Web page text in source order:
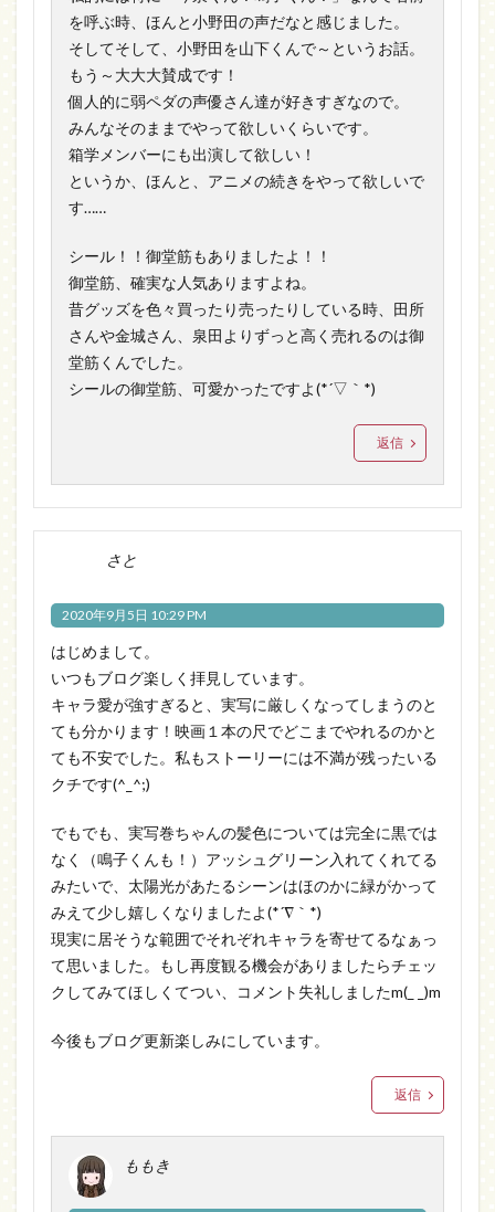
を呼ぶ時、ほんと小野田の声だなと感じました。
そしてそして、小野田を山下くんで～というお話。
もう～大大大賛成です！
個人的に弱ペダの声優さん達が好きすぎなので。
みんなそのままでやって欲しいくらいです。
箱学メンバーにも出演して欲しい！
というか、ほんと、アニメの続きをやって欲しいで
す……
シール！！御堂筋もありましたよ！！
御堂筋、確実な人気ありますよね。
昔グッズを色々買ったり売ったりしている時、田所
さんや金城さん、泉田よりずっと高く売れるのは御
堂筋くんでした。
シールの御堂筋、可愛かったですよ(*´▽｀*)
返信
さと
2020年9月5日 10:29 PM
はじめまして。
いつもブログ楽しく拝見しています。
キャラ愛が強すぎると、実写に厳しくなってしまうのと
ても分かります！映画１本の尺でどこまでやれるのかと
ても不安でした。私もストーリーには不満が残ったいる
クチです(^_^;)
でもでも、実写巻ちゃんの髪色については完全に黒では
なく（鳴子くんも！）アッシュグリーン入れてくれてる
みたいで、太陽光があたるシーンはほのかに緑がかって
みえて少し嬉しくなりましたよ(*´∇｀*)
現実に居そうな範囲でそれぞれキャラを寄せてるなぁっ
て思いました。もし再度観る機会がありましたらチェッ
クしてみてほしくてつい、コメント失礼しましたm(_ _)m
今後もブログ更新楽しみにしています。
返信
ももき